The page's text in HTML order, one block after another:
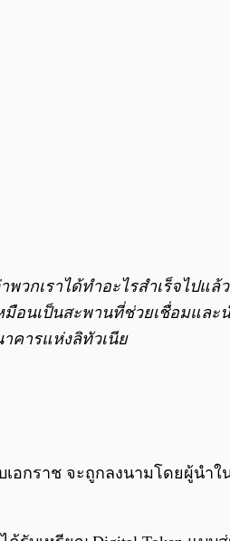
วกเราได้ทำอะไรสำเร็จไปแ
อนเป็นสะพานที่ช่วยเชื่อมแล
าคารแห่งลิทัวเนีย
อกราช จะถูกลงนามโดยผู้น